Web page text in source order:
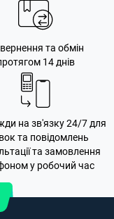
та обмін
14 днів
на зв'язку 24/7 для
та повідомлень
та замовлення
у робочий час